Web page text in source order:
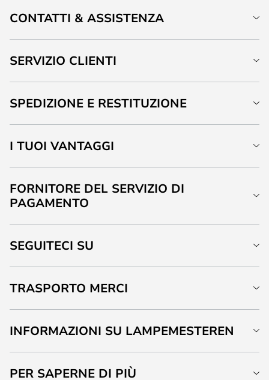
CONTATTI & ASSISTENZA
SERVIZIO CLIENTI
SPEDIZIONE E RESTITUZIONE
I TUOI VANTAGGI
FORNITORE DEL SERVIZIO DI
PAGAMENTO
SEGUITECI SU
TRASPORTO MERCI
INFORMAZIONI SU LAMPEMESTEREN
PER SAPERNE DI PIÙ